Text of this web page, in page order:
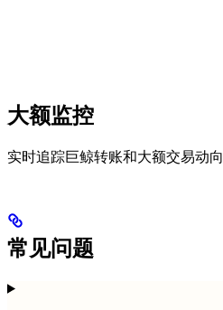
大额监控
实时追踪巨鲸转账和大额交易动向
常见问题